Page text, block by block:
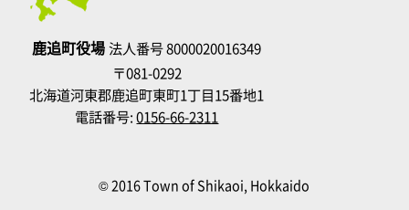
鹿追町役場法人番号 8000020016349
〒081-0292
北海道河東郡鹿追町東町1丁目15番地1
電話番号:0156-66-2311
© 2016 Town of Shikaoi, Hokkaido